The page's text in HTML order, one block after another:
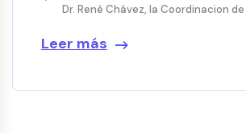
Dr. René Chávez, la Coordinacion de
Leer más